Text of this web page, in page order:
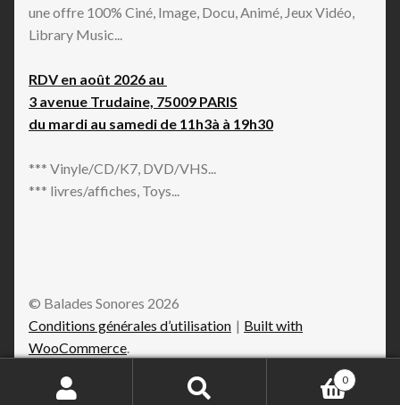
une offre 100% Ciné, Image, Docu, Animé, Jeux Vidéo,
Library Music...
RDV en août 2026 au
3 avenue Trudaine, 75009 PARIS
du mardi au samedi de 11h3à à 19h30
*** Vinyle/CD/K7, DVD/VHS...
*** livres/affiches, Toys...
© Balades Sonores 2026
Conditions générales d’utilisation
Built with
WooCommerce.
Recherche
Recherche
0